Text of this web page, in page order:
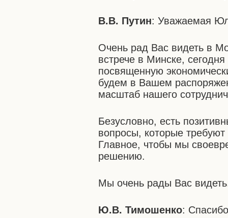
В.В. Путин: Уважаемая
Очень рад Вас видеть в
встрече в Минске,
посвященную
будем в Вашем
масштаб нашего
Безусловно, есть
вопросы, которые
Главное, чтобы мы
решению.
Мы очень рады Вас
Ю.В. Тимошенко: